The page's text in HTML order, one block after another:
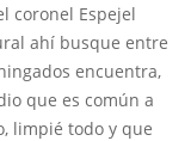
coronel Espejel
ahí busque entre
encuentra,
que es común a
limpié todo y que